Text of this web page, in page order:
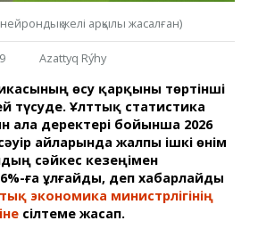
желі арқылы жасалған)
Azattyq Rýhy
өсу қарқыны төртінші
түсуде. Ұлттық статистика
деректері бойынша 2026
айларында жалпы ішкі өнім
сәйкес кезеңімен
ға ұлғайды, деп хабарлайды
экономика министрлігінің
сілтеме жасап.